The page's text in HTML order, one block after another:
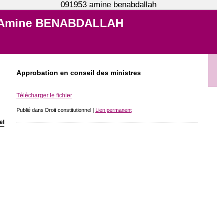
091953 amine benabdallah
BENABDALLAH
Approbation en conseil des ministres
Télécharger le fichier
Publié dans Droit constitutionnel | Lien permanent